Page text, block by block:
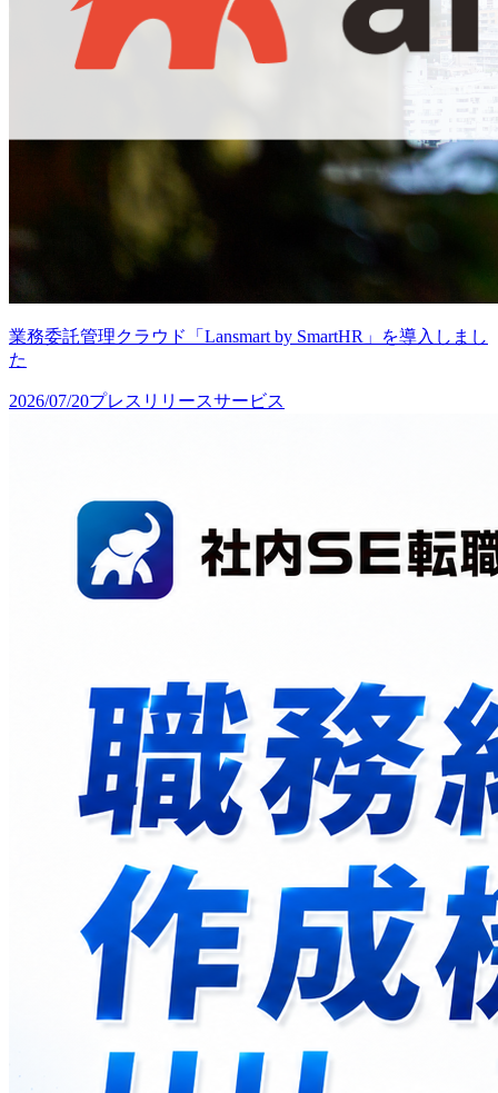
業務委託管理クラウド「Lansmart by SmartHR」を導入しまし
た
2026/07/20プレスリリースサービス